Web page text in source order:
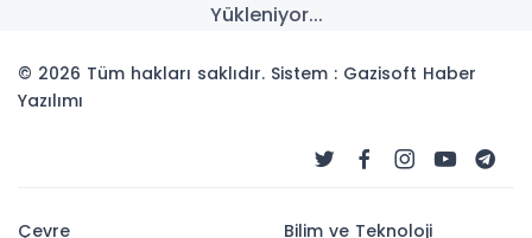
KAZAN FİNANS MODELİ
VATANDAŞLARA YİNE